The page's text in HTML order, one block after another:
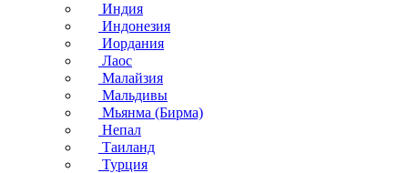
Индия
Индонезия
Иордания
Лаос
Малайзия
Мальдивы
Мьянма (Бирма)
Непал
Таиланд
Турция